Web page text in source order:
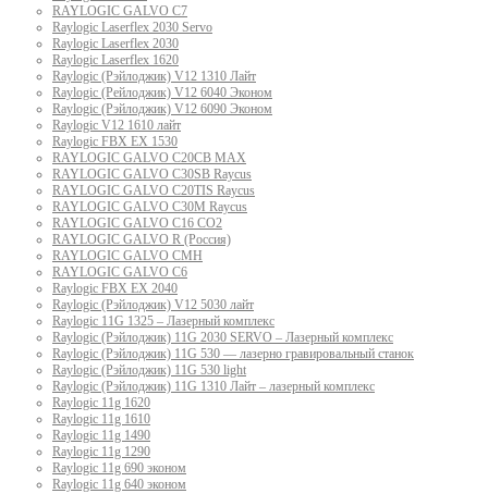
RAYLOGIC GALVO С7
Raylogic Laserflex 2030 Servo
Raylogic Laserflex 2030
Raylogic Laserflex 1620
Raylogic (Рэйлоджик) V12 1310 Лайт
Raylogic (Рейлоджик) V12 6040 Эконом
Raylogic (Рэйлоджик) V12 6090 Эконом
Raylogic V12 1610 лайт
Raylogic FBX EX 1530
RAYLOGIC GALVO С20CB MAX
RAYLOGIC GALVO С30SB Raycus
RAYLOGIC GALVO C20TIS Raycus
RAYLOGIC GALVO С30M Raycus
RAYLOGIC GALVO С16 CO2
RAYLOGIC GALVO R (Россия)
RAYLOGIC GALVO CMH
RAYLOGIC GALVO С6
Raylogic FBX EX 2040
Raylogic (Рэйлоджик) V12 5030 лайт
Raylogic 11G 1325 – Лазерный комплекс
Raylogic (Рэйлоджик) 11G 2030 SERVO – Лазерный комплекс
Raylogic (Рэйлоджик) 11G 530 — лазерно гравировальный станок
Raylogic (Рэйлоджик) 11G 530 light
Raylogic (Рэйлоджик) 11G 1310 Лайт – лазерный комплекс
Raylogic 11g 1620
Raylogic 11g 1610
Raylogic 11g 1490
Raylogic 11g 1290
Raylogic 11g 690 эконом
Raylogic 11g 640 эконом